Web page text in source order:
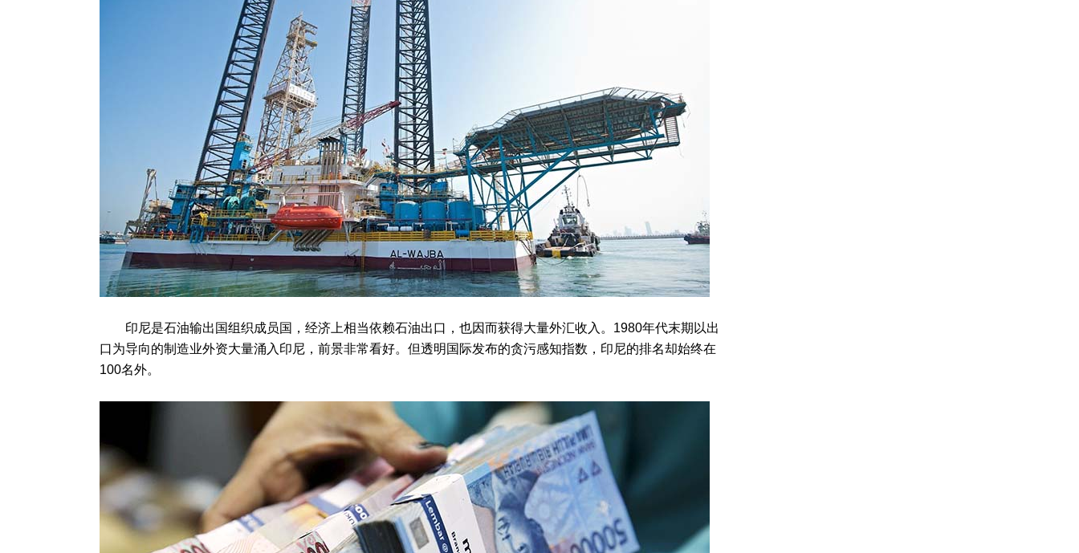
印尼是石油输出国组织成员国，经济上相当依赖石油出口，也因而获得大量外汇收入。1980年代末期以出
口为导向的制造业外资大量涌入印尼，前景非常看好。但透明国际发布的贪污感知指数，印尼的排名却始终在
100名外。